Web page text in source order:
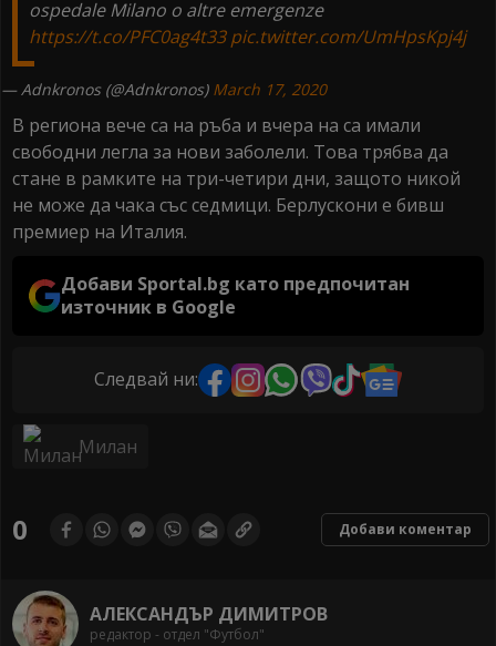
ospedale Milano o altre emergenze
https://t.co/PFC0ag4t33 pic.twitter.com/UmHpsKpj4j
— Adnkronos (@Adnkronos) March 17, 2020
В региона вече са на ръба и вчера на са имали
свободни легла за нови заболели. Това трябва да
стане в рамките на три-четири дни, защото никой
не може да чака със седмици. Берлускони е бивш
премиер на Италия.
Добави Sportal.bg като предпочитан
източник в Google
Следвай ни:
Милан
0 Добави коментар
АЛЕКСАНДЪР ДИМИТРОВ
редактор - отдел "Футбол"